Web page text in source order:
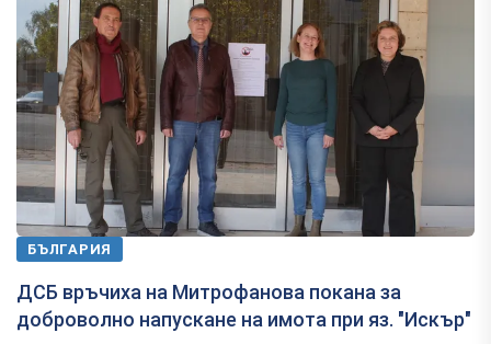
БЪЛГАРИЯ
ДСБ връчиха на Митрофанова покана за
доброволно напускане на имота при яз. "Искър"